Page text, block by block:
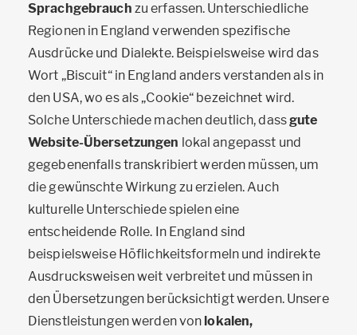
Sprachgebrauch zu erfassen. Unterschiedliche
Regionen in England verwenden spezifische
Ausdrücke und Dialekte. Beispielsweise wird das
Wort „Biscuit“ in England anders verstanden als in
den USA, wo es als „Cookie“ bezeichnet wird.
Solche Unterschiede machen deutlich, dassgute
Website-Übersetzungen lokal angepasst und
gegebenenfalls transkribiert werden müssen, um
die gewünschte Wirkung zu erzielen. Auch
kulturelle Unterschiede spielen eine
entscheidende Rolle. In England sind
beispielsweise Höflichkeitsformeln und indirekte
Ausdrucksweisen weit verbreitet und müssen in
den Übersetzungen berücksichtigt werden. Unsere
Dienstleistungen werden von lokalen,